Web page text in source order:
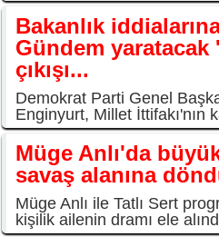
Bakanlık
Gündem
çıkışı...
Demokrat Parti Genel
Enginyurt, Millet İttifakı'nın
Müge Anlı'da
savaş alanına
Müge Anlı ile Tatlı Sert
kişilik ailenin dramı ele